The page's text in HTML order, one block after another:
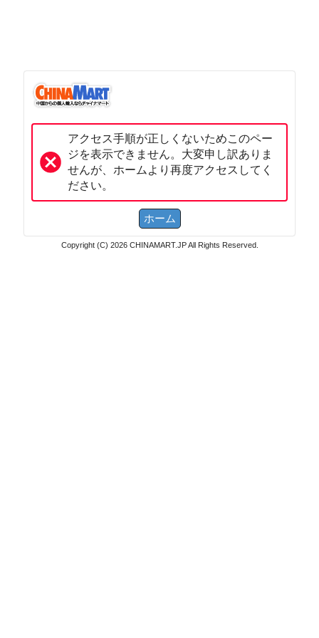
アクセス手順が正しくないためこのペー
ジを表示できません。大変申し訳ありま
せんが、ホームより再度アクセスしてく
ださい。
Copyright (C) 2026 CHINAMART.JP All Rights Reserved.